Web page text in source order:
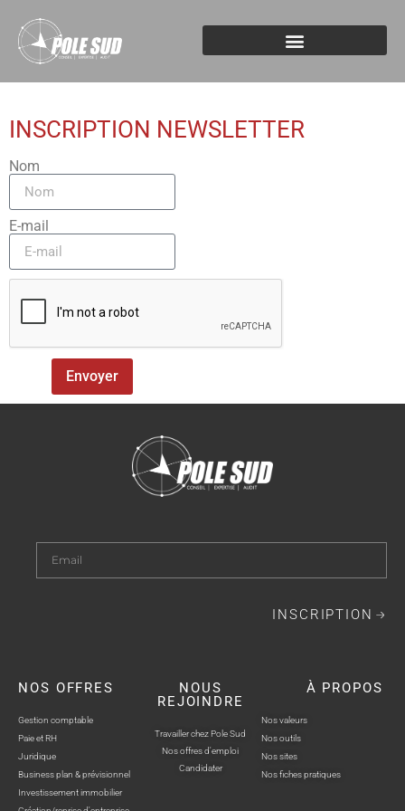
INSCRIPTION NEWSLETTER
Nom
E-mail
Envoyer
INSCRIPTION
NOS OFFRES
Gestion comptable
Paie et RH
Juridique
Business plan & prévisionnel
Investissement immobilier
NOUS
REJOINDRE
Travailler chez Pole Sud
Nos offres d'emploi
Candidater
À PROPOS
Nos valeurs
Nos outils
Nos sites
Nos fiches pratiques